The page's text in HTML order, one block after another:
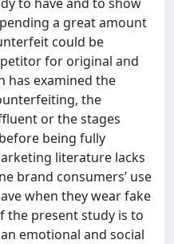
a great amount
could be
for original and
has examined the
the
or the stages
being fully
literature lacks
brand consumers’ use
when they wear fake
the present study is to
emotional and social